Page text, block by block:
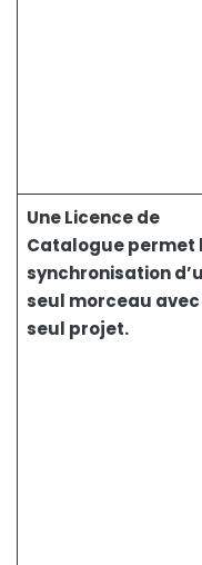
Une Licence de
Catalogue permet
synchronisation
seul morceau
seul projet.